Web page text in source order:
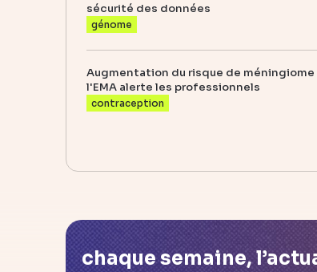
sécurité des données
génome
Augmentation du risque de méningiome
l'EMA alerte les professionnels
contraception
chaque semaine,